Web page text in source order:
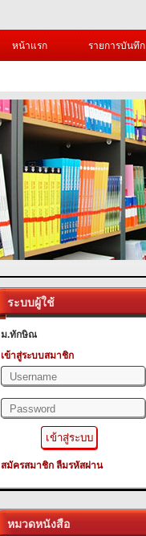
หน้าแรก
รายการบันทึก
ระบบผู้ใช้
ม.ทักษิณ
เข้าสู่ระบบสมาชิก
สมัครสมาชิก ลืมรหัสผ่าน
หมวดหนังสือ